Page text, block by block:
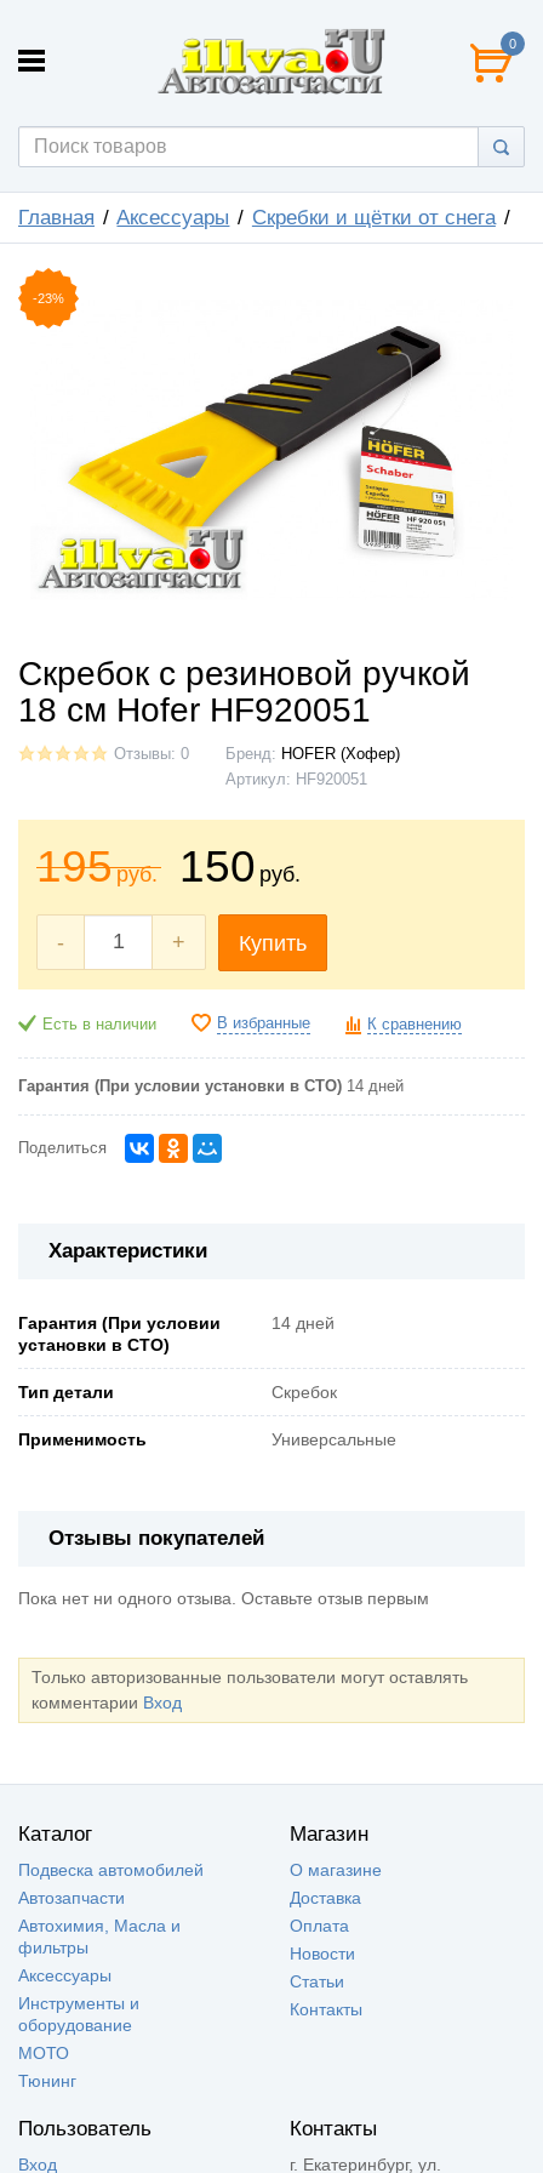
0
Главная Аксессуары Скребки и щётки от снега
-23%
Скребок с резиновой ручкой
18 см Hofer HF920051
Отзывы: 0 Бренд: HOFER (Хофер)
Артикул: HF920051
195руб. 150 руб.
- + Купить
Есть в наличии В избранные К сравнению
Гарантия (При условии установки в СТО) 14 дней
Поделиться
Характеристики
Гарантия (При условии
установки в СТО)
14 дней
Тип детали Скребок
Применимость Универсальные
Отзывы покупателей
Пока нет ни одного отзыва. Оставьте отзыв первым
Только авторизованные пользователи могут оставлять
комментарии Вход
Каталог
Подвеска автомобилей
Автозапчасти
Автохимия, Масла и
фильтры
Аксессуары
Инструменты и
оборудование
МОТО
Тюнинг
Магазин
О магазине
Доставка
Оплата
Новости
Статьи
Контакты
Пользователь
Вход
Контакты
г. Екатеринбург, ул.